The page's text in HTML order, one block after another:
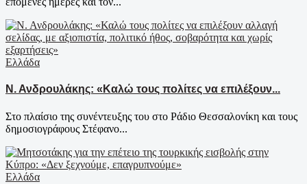
Ελλάδα
Ν. Ανδρουλάκης: «Καλώ τους πολίτες να επιλέξουν...
Στο πλαίσιο της συνέντευξης του στο Ράδιο Θεσσαλονίκη και τους
δημοσιογράφους Στέφανο...
Ελλάδα